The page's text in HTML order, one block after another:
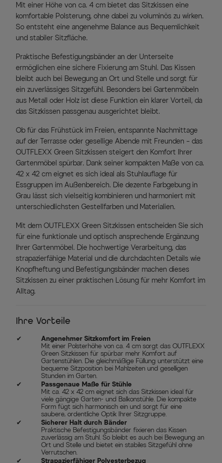
Mit einer Höhe von ca. 4 cm bietet das Sitzkissen eine
komfortable Polsterung, ohne dabei zu voluminös zu wirken.
So entsteht eine angenehme Balance aus Bequemlichkeit
und stabiler Sitzfläche.
Praktische Befestigungsbänder an der Unterseite
ermöglichen eine sichere Fixierung am Stuhl. Das Kissen
bleibt auch bei Bewegung an Ort und Stelle und sorgt für
ein zuverlässiges Sitzgefühl. Besonders bei Gartenmöbeln
aus Metall oder Holz ist diese Funktion ein klarer Vorteil, da
das Sitzkissen passgenau ausgerichtet bleibt.
Ob für das Frühstück im Freien, entspannte Nachmittage
auf der Terrasse oder gesellige Abende mit Freunden – das
OUTFLEXX Green Sitzkissen steigert den Komfort Ihrer
Gartenmöbel spürbar. Dank seiner kompakten Maße von ca.
42 x 42 cm eignet es sich ideal als Stuhlauflage für
Essgruppen im Außenbereich. Die dezente Farbgebung in
Grau lässt sich vielseitig kombinieren und harmoniert mit
unterschiedlichsten Gestellfarben und Materialien.
Mit dem OUTFLEXX Green Sitzkissen entscheiden Sie sich
für eine funktionale und optisch ansprechende Ergänzung
Ihrer Gartenmöbel. Die hochwertige Verarbeitung, das
strapazierfähige Material und die durchdachten Details wie
Knopfheftung und Befestigungsbänder machen dieses
Sitzkissen zu einer praktischen Lösung für mehr Komfort im
Alltag.
Ihre Vorteile
✔
Angenehmer Sitzkomfort im Freien
Mit einer Polsterhöhe von ca. 4 cm sorgt das OUTFLEXX
Green Sitzkissen für spürbar mehr Komfort auf
Gartenstühlen. Die gleichmäßige Füllung unterstützt eine
bequeme Sitzposition bei Mahlzeiten und geselligen
Stunden im Garten.
✔
Passgenaue Maße für Stühle
Mit ca. 42 x 42 cm eignet sich das Sitzkissen ideal für
viele gängige Garten- und Balkonstühle. Die kompakte
Form fügt sich harmonisch ein und sorgt für eine
saubere, ordentliche Optik Ihrer Sitzgruppe.
✔
Sicherer Halt durch Bänder
Praktische Befestigungsbänder fixieren das Kissen
zuverlässig am Stuhl. So bleibt es auch bei Bewegung an
Ort und Stelle und bietet ein stabiles Sitzgefühl ohne
Verrutschen.
✔
Strapazierfähiger Polyesterbezug